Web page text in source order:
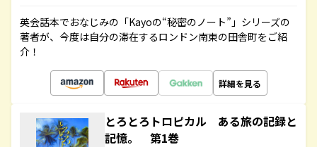
英会話本でおなじみの「Kayoの“秘密のノート”」シリーズの
著者が、今度は自分の滞在するロンドン南東の田舎町をご紹
介！
詳細を見る
とろとろトロピカル ある旅の記録と
記憶。 第1巻